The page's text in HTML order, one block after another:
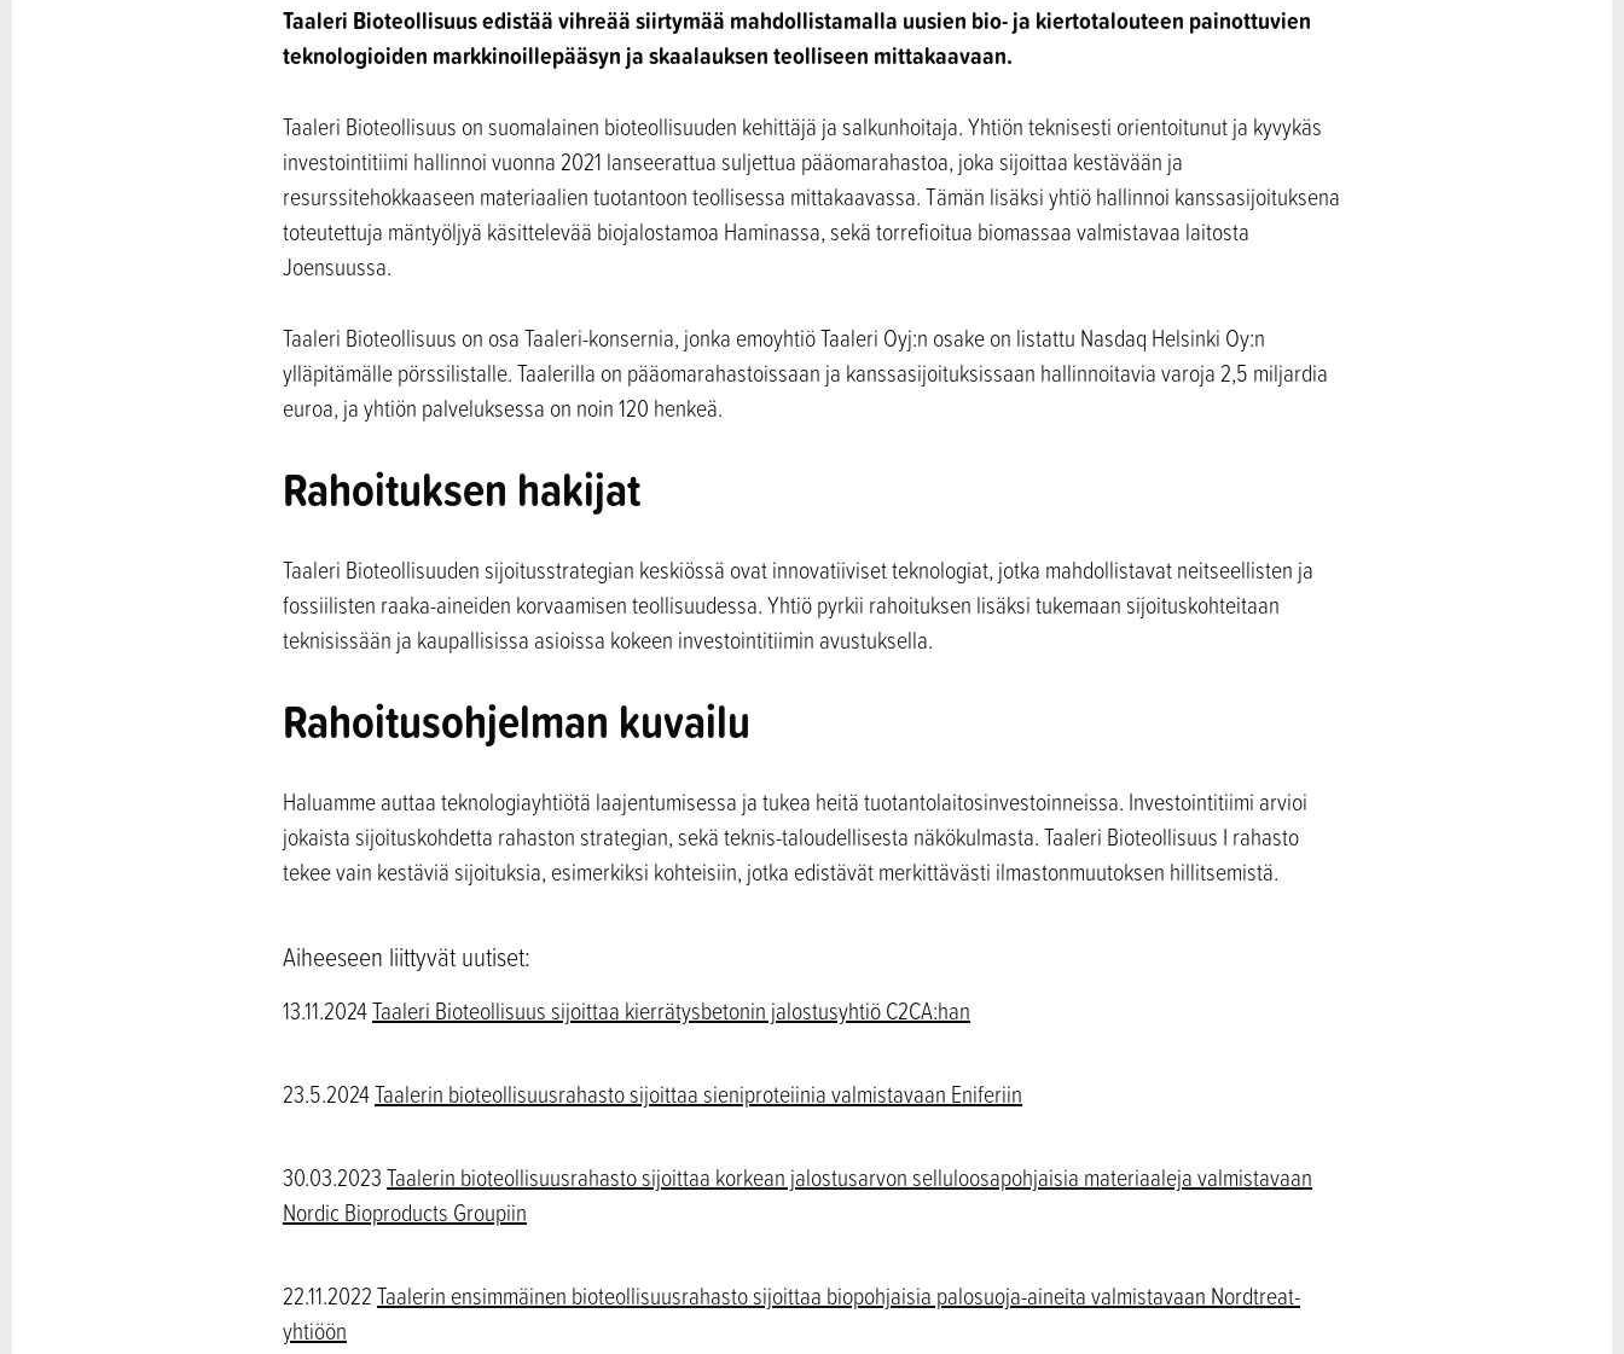
Taaleri Bioteollisuus edistää vihreää siirtymää mahdollistamalla uusien bio- ja kiertotalouteen painottuvien
teknologioiden markkinoillepääsyn ja skaalauksen teolliseen mittakaavaan.
Taaleri Bioteollisuus on suomalainen bioteollisuuden kehittäjä ja salkunhoitaja. Yhtiön teknisesti orientoitunut ja kyvykäs
investointitiimi hallinnoi vuonna 2021 lanseerattua suljettua pääomarahastoa, joka sijoittaa kestävään ja
resurssitehokkaaseen materiaalien tuotantoon teollisessa mittakaavassa. Tämän lisäksi yhtiö hallinnoi kanssasijoituksena
toteutettuja mäntyöljyä käsittelevää biojalostamoa Haminassa, sekä torrefioitua biomassaa valmistavaa laitosta
Joensuussa.
Taaleri Bioteollisuus on osa Taaleri-konsernia, jonka emoyhtiö Taaleri Oyj:n osake on listattu Nasdaq Helsinki Oy:n
ylläpitämälle pörssilistalle. Taalerilla on pääomarahastoissaan ja kanssasijoituksissaan hallinnoitavia varoja 2,5 miljardia
euroa, ja yhtiön palveluksessa on noin 120 henkeä.
Rahoituksen hakijat
Taaleri Bioteollisuuden sijoitusstrategian keskiössä ovat innovatiiviset teknologiat, jotka mahdollistavat neitseellisten ja
fossiilisten raaka-aineiden korvaamisen teollisuudessa. Yhtiö pyrkii rahoituksen lisäksi tukemaan sijoituskohteitaan
teknisissään ja kaupallisissa asioissa kokeen investointitiimin avustuksella.
Rahoitusohjelman kuvailu
Haluamme auttaa teknologiayhtiötä laajentumisessa ja tukea heitä tuotantolaitosinvestoinneissa. Investointitiimi arvioi
jokaista sijoituskohdetta rahaston strategian, sekä teknis-taloudellisesta näkökulmasta. Taaleri Bioteollisuus I rahasto
tekee vain kestäviä sijoituksia, esimerkiksi kohteisiin, jotka edistävät merkittävästi ilmastonmuutoksen hillitsemistä.
Aiheeseen liittyvät uutiset:
13.11.2024Taaleri Bioteollisuus sijoittaa kierrätysbetonin jalostusyhtiö C2CA:han
23.5.2024Taalerin bioteollisuusrahasto sijoittaa sieniproteiinia valmistavaan Eniferiin
30.03.2023Taalerin bioteollisuusrahasto sijoittaa korkean jalostusarvon selluloosapohjaisia materiaaleja valmistavaan
Nordic Bioproducts Groupiin
22.11.2022Taalerin ensimmäinen bioteollisuusrahasto sijoittaa biopohjaisia palosuoja-aineita valmistavaan Nordtreat-
yhtiöön